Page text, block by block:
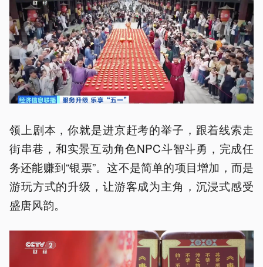
领上剧本，你就是进京赶考的举子，跟着线索走
街串巷，和实景互动角色NPC斗智斗勇，完成任
务还能赚到“银票”。这不是简单的项目增加，而是
游玩方式的升级，让游客成为主角，沉浸式感受
盛唐风韵。